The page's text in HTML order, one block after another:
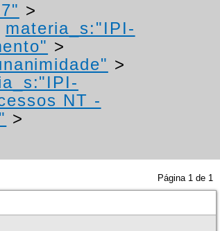
>
materia_s:"IPI-
>
>
NT -
>
Página 1 de 1